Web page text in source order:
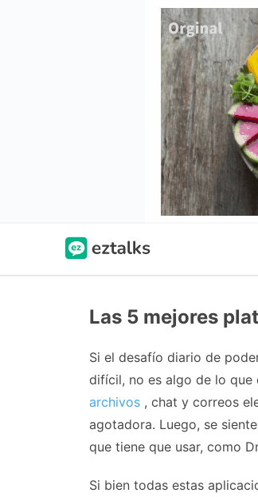
Las 5 mejores
Si el desafío diario de
difícil, no es algo de lo que
archivos , chat y correos
agotadora. Luego, se
que tiene que usar, como
Si bien todas estas